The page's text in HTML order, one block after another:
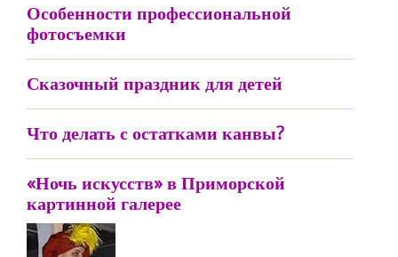
Особенности профессиональной
фотосъемки
Сказочный праздник для детей
Что делать с остатками канвы?
«Ночь искусств» в Приморской
картинной галерее